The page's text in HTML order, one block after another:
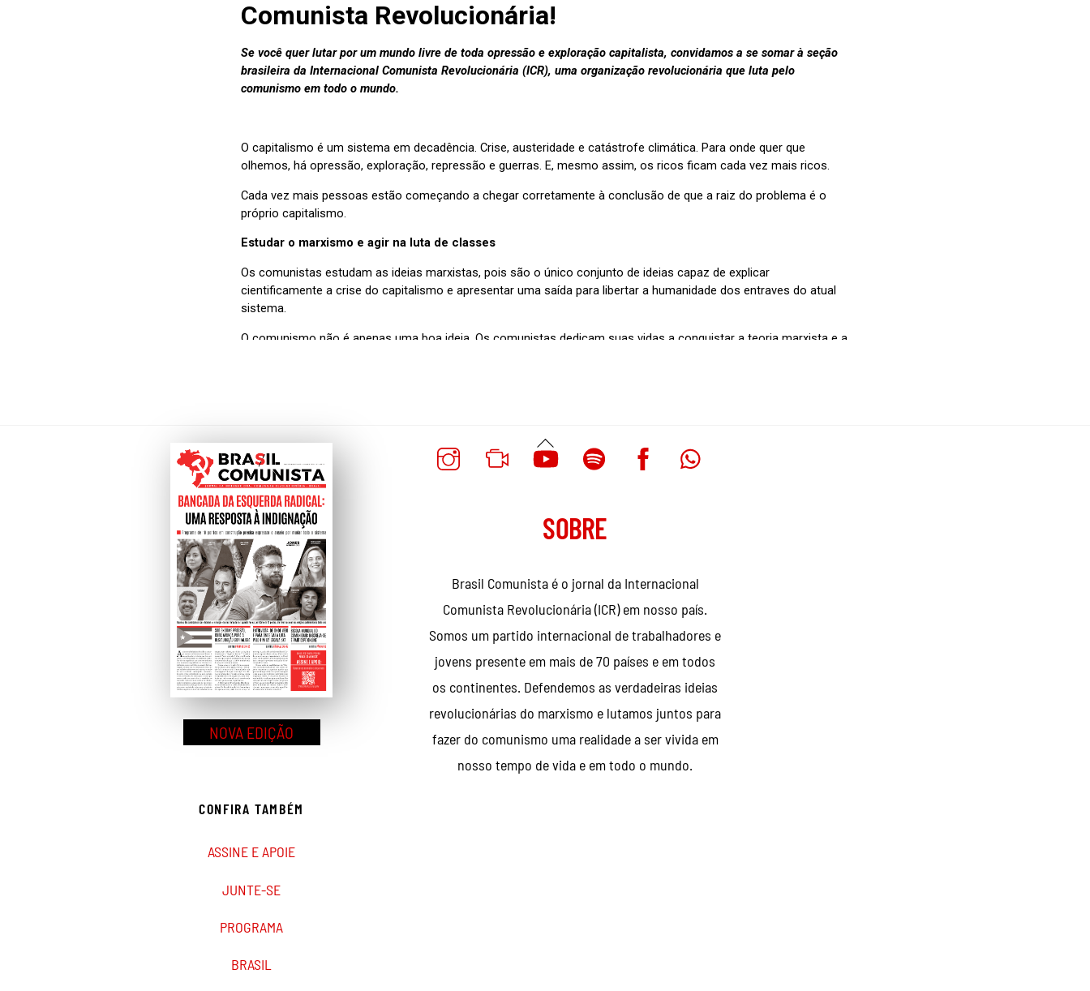
Voltar
Ao
NOVA EDIÇÃO
SOBRE
Brasil Comunista é o jornal da Internacional
Comunista Revolucionária (ICR) em nosso país.
Somos um partido internacional de trabalhadores e
jovens presente em mais de 70 países e em todos
os continentes. Defendemos as verdadeiras ideias
revolucionárias do marxismo e lutamos juntos para
fazer do comunismo uma realidade a ser vivida em
nosso tempo de vida e em todo o mundo.
CONFIRA TAMBÉM
ASSINE E APOIE
JUNTE-SE
PROGRAMA
BRASIL